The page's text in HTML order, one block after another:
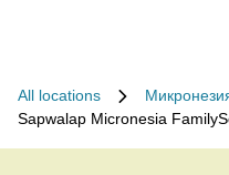
All locations
Sapwalap Micronesia